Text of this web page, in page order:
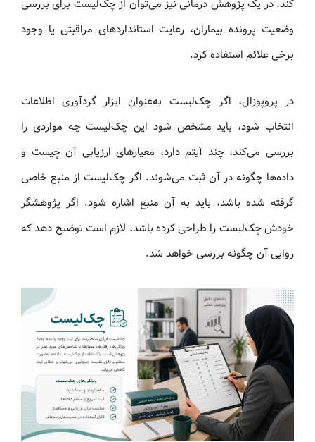
کند. در یک پژوهش درمانی نیز می‌توان از چک‌لیست برای بررسی
وضعیت پرونده بیماران، رعایت استانداردهای مراقبتی یا وجود
برخی علائم استفاده کرد.
در پروپوزال، اگر چک‌لیست به‌عنوان ابزار گردآوری اطلاعات
انتخاب شود، باید مشخص شود این چک‌لیست چه مواردی را
بررسی می‌کند، چند آیتم دارد، معیارهای ارزیابی آن چیست و
داده‌ها چگونه در آن ثبت می‌شوند. اگر چک‌لیست از منبع خاصی
گرفته شده باشد، باید به آن منبع اشاره شود. اگر پژوهشگر
خودش چک‌لیست را طراحی کرده باشد، لازم است توضیح دهد که
روایی آن چگونه بررسی خواهد شد.